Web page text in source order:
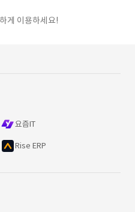
게 이용하세요!
요즘IT
Rise ERP